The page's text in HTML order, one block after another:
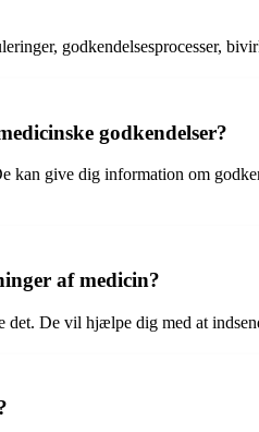
godkendelsesprocesser,
godkendelser?
give dig information om
af medicin?
De vil hjælpe dig med at